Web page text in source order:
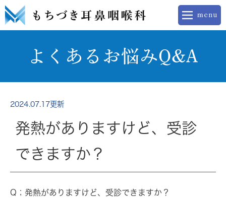
よくあるお悩みQ&A
2024.07.17更新
発熱がありますけど、受診
できますか？
Q；発熱がありますけど、受診できますか？